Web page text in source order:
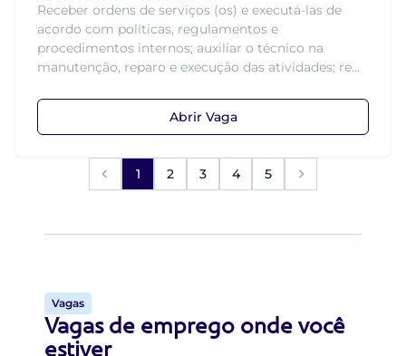
Receber ordens de serviços (os) e executá-las de
acordo com políticas, regulamentos e
procedimentos internos; auxiliar o técnico na
manutenção, reparo e execução das atividades; re...
Abrir Vaga
1 2 3 4 5
Vagas
Vagas de emprego onde você
estiver